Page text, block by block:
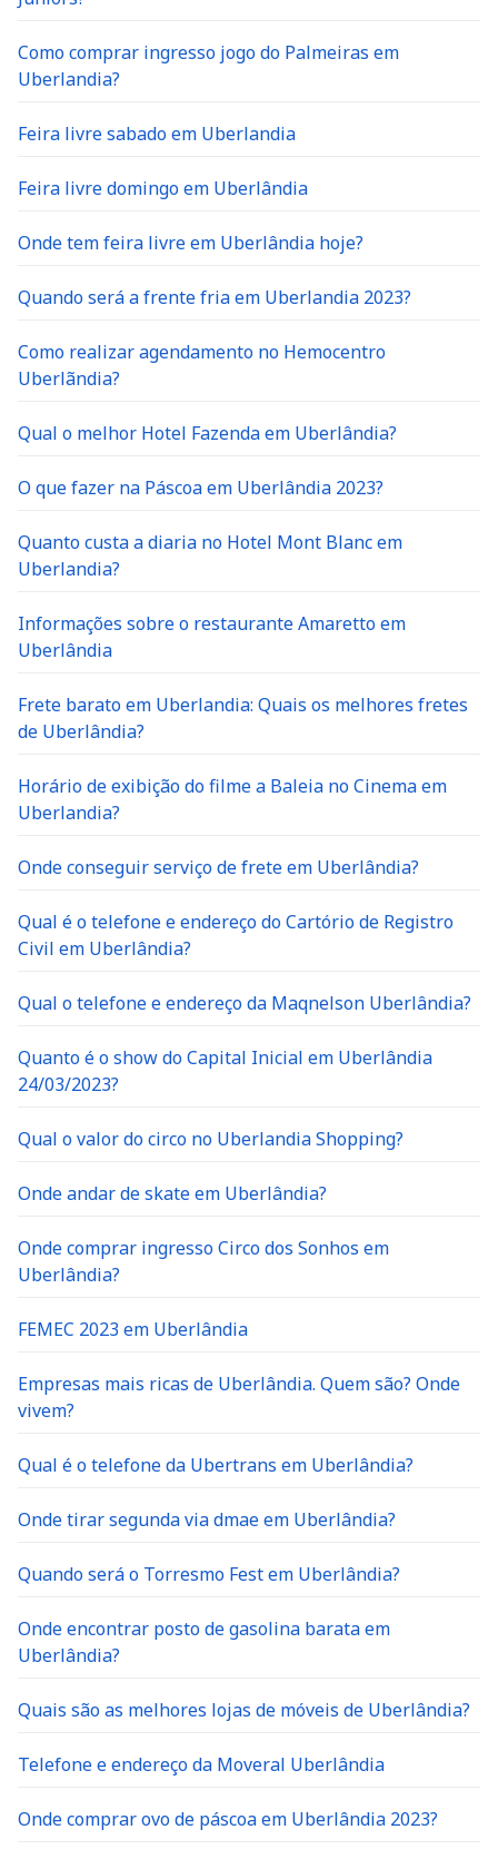
Como comprar ingresso jogo do Palmeiras em
Uberlandia?
Feira livre sabado em Uberlandia
Feira livre domingo em Uberlândia
Onde tem feira livre em Uberlândia hoje?
Quando será a frente fria em Uberlandia 2023?
Como realizar agendamento no Hemocentro
Uberlãndia?
Qual o melhor Hotel Fazenda em Uberlândia?
O que fazer na Páscoa em Uberlândia 2023?
Quanto custa a diaria no Hotel Mont Blanc em
Uberlandia?
Informações sobre o restaurante Amaretto em
Uberlândia
Frete barato em Uberlandia: Quais os melhores fretes
de Uberlândia?
Horário de exibição do filme a Baleia no Cinema em
Uberlandia?
Onde conseguir serviço de frete em Uberlândia?
Qual é o telefone e endereço do Cartório de Registro
Civil em Uberlândia?
Qual o telefone e endereço da Maqnelson Uberlândia?
Quanto é o show do Capital Inicial em Uberlândia
24/03/2023?
Qual o valor do circo no Uberlandia Shopping?
Onde andar de skate em Uberlândia?
Onde comprar ingresso Circo dos Sonhos em
Uberlândia?
FEMEC 2023 em Uberlândia
Empresas mais ricas de Uberlândia. Quem são? Onde
vivem?
Qual é o telefone da Ubertrans em Uberlândia?
Onde tirar segunda via dmae em Uberlândia?
Quando será o Torresmo Fest em Uberlândia?
Onde encontrar posto de gasolina barata em
Uberlândia?
Quais são as melhores lojas de móveis de Uberlândia?
Telefone e endereço da Moveral Uberlândia
Onde comprar ovo de páscoa em Uberlândia 2023?